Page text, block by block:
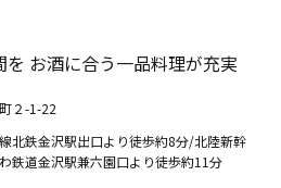
お酒に合う一品料理が充実
２-1-22
北鉄金沢駅出口より徒歩約8分/北陸新幹
鉄道金沢駅兼六園口より徒歩約11分